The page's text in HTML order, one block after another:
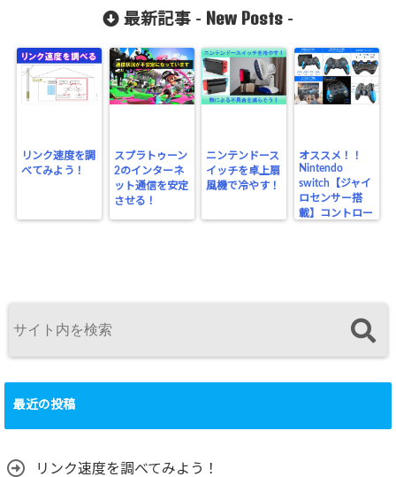
最新記事 - New Posts -
リンク速度を調
べてみよう！
スプラトゥーン
2のインターネ
ット通信を安定
させる！
ニンテンドース
イッチを卓上扇
風機で冷やす！
オススメ！！
Nintendo
switch【ジャイ
ロセンサー搭
載】コントロー
最近の投稿
リンク速度を調べてみよう！